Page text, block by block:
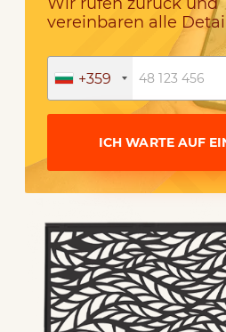
vereinbaren alle
+359
ICH WARTE AUF